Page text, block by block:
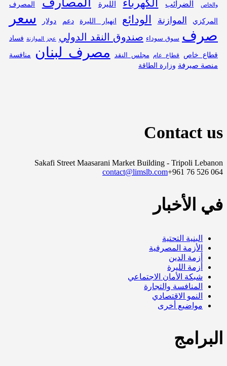
والخاص الضرائب الكهرباء الليرة المصرف
المركزي الموازنة الودائع انهيار الليرة دعم دولار
سعر
صرف سوق سوداء صندوق النقد الدولي عجز الموازنة فساد
قطاع خاص قطاع عام مجلس النقد مصرف لبنان
منافسة
منصة صيرفة وزارة الطاقة
Contact us
Sakafi Street Maasarani Market Building - Tripoli Lebanon
contact@limslb.com+961 76 526 064
في الأخبار
البنية التحتية
الأزمة المصرفية
أزمة الدين
أزمة الليرة
شبكة الأمان الاجتماعي
المنافسة والتجارة
النمو الاقتصادي
مواضيع أخرى
البرامج